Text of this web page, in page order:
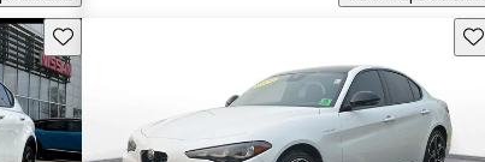
Guarda este Aviso